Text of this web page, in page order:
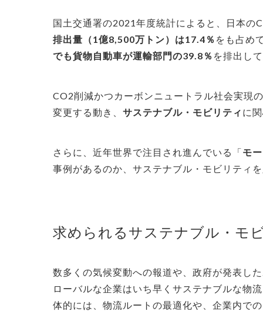
国土交通署の2021年度統計によると、日本
排出量（1億8,500万トン）は17.4％ をも占め
でも貨物自動車が運輸部門の39.8％ を排出し
CO2削減かつカーボンニュートラル社会実現
変更する動き、 サステナブル・モビリティ に
さらに、近年世界で注目され進んでいる「モ
事例があるのか、サステナブル・モビリティ
求められるサステナブル・モ
数多くの気候変動への報道や、政府が発表し
ローバルな企業はいち早くサステナブルな物
体的には、 物流ルートの最適化や、企業内で